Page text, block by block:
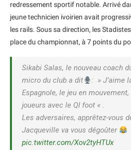
redressement sportif notable. Arrivé
jeune technicien ivoirien avait
les rails. Sous sa direction, les
place du championnat, à 7 points du
Sikabi Salas, le nouveau coach
micro du club a dit
: » J’aime
Espagnole, le jeu en
joueurs avec le QI foot « .
Les adversaires, apprêtez-vous
Jacqueville va vous dégoûter
pic.twitter.com/Xov2tyHTUx